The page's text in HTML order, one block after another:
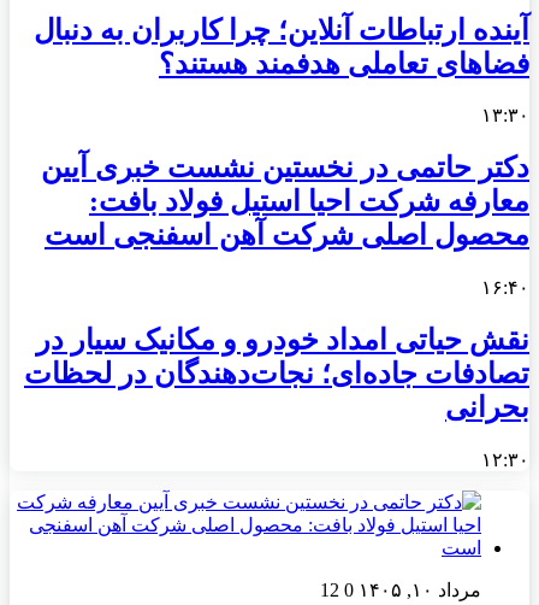
آینده ارتباطات آنلاین؛ چرا کاربران به دنبال
فضاهای تعاملی هدفمند هستند؟
۱۳:۳۰
دکتر حاتمی در نخستین نشست خبری آیین
معارفه شرکت احیا استیل فولاد بافت:
محصول اصلی شرکت آهن اسفنجی است
۱۶:۴۰
نقش حیاتی امداد خودرو و مکانیک سیار در
تصادفات جاده‌ای؛ نجات‌دهندگان در لحظات
بحرانی
۱۲:۳۰
مرداد ۱۰, ۱۴۰۵ 0
12